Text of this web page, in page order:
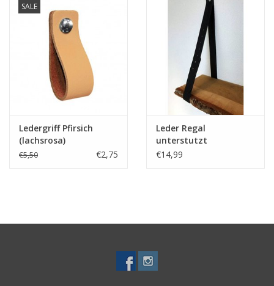
SALE
Ledergriff Pfirsich
(lachsrosa)
€5,50 €2,75
Leder Regal
unterstutzt
verschiedene Farben
€14,99